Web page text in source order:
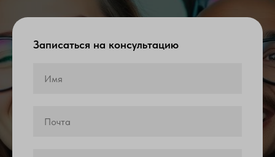
Записаться на консультацию